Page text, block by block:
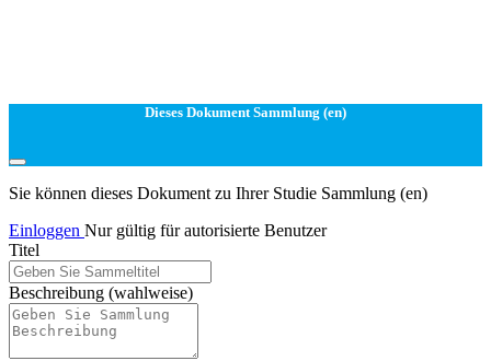
Dieses Dokument Sammlung (en)
Sie können dieses Dokument zu Ihrer Studie Sammlung (en)
Einloggen Nur gültig für autorisierte Benutzer
Titel
Beschreibung (wahlweise)